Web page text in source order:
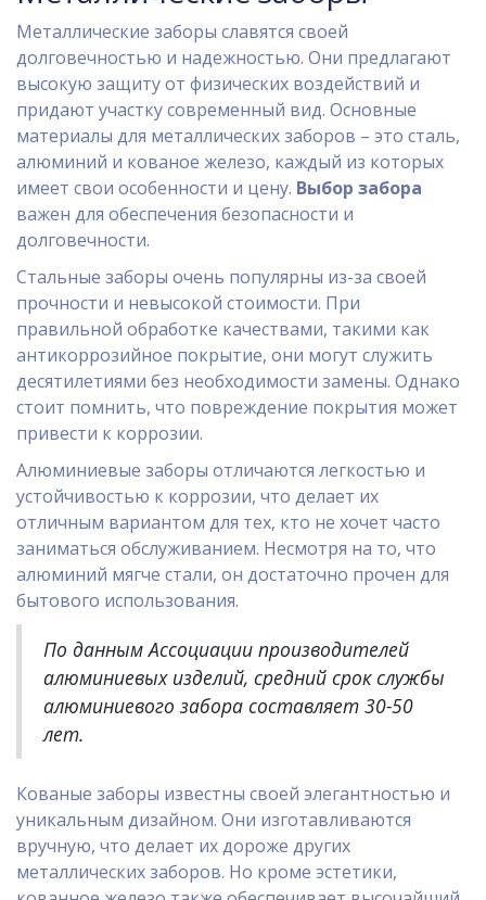
Металлические заборы славятся своей
долговечностью и надежностью. Они предлагают
высокую защиту от физических воздействий и
придают участку современный вид. Основные
материалы для металлических заборов – это сталь,
алюминий и кованое железо, каждый из которых
имеет свои особенности и цену. Выбор забора
важен для обеспечения безопасности и
долговечности.
Стальные заборы очень популярны из-за своей
прочности и невысокой стоимости. При
правильной обработке качествами, такими как
антикоррозийное покрытие, они могут служить
десятилетиями без необходимости замены. Однако
стоит помнить, что повреждение покрытия может
привести к коррозии.
Алюминиевые заборы отличаются легкостью и
устойчивостью к коррозии, что делает их
отличным вариантом для тех, кто не хочет часто
заниматься обслуживанием. Несмотря на то, что
алюминий мягче стали, он достаточно прочен для
бытового использования.
По данным Ассоциации производителей
алюминиевых изделий, средний срок службы
алюминиевого забора составляет 30-50
лет.
Кованые заборы известны своей элегантностью и
уникальным дизайном. Они изготавливаются
вручную, что делает их дороже других
металлических заборов. Но кроме эстетики,